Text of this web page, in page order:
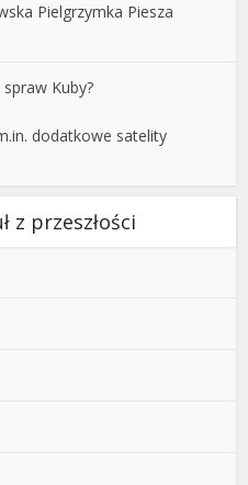
Pielgrzymka Piesza
spraw Kuby?
dodatkowe satelity
z przeszłości